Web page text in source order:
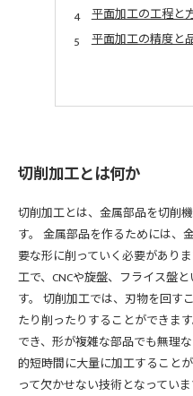
平面加工の工程と
平面加工の精度と
切削加工とは何か
切削加工とは、金属部品を切削
す。 金属部品を作るためには、
要な形に削っていく必要があり
工で、CNCや旋盤、フライス盤
す。 切削加工では、刃物を回す
たり削ったりすることができま
でき、形が複雑な部品でも無理
的短時間に大量に加工すること
って欠かせない技術となってい